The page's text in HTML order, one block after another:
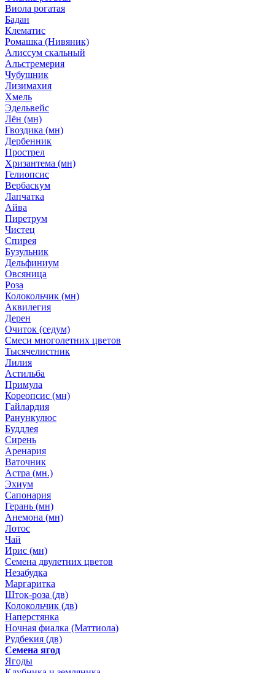
Виола рогатая
Бадан
Клематис
Ромашка (Нивяник)
Алиссум скальный
Альстремерия
Чубушник
Лизимахия
Хмель
Эдельвейс
Лён (мн)
Гвоздика (мн)
Дербенник
Прострел
Хризантема (мн)
Гелиопсис
Вербаскум
Лапчатка
Айва
Пиретрум
Чистец
Спирея
Бузульник
Дельфиниум
Овсяница
Роза
Колокольчик (мн)
Аквилегия
Дерен
Очиток (седум)
Смеси многолетних цветов
Тысячелистник
Лилия
Астильба
Примула
Кореопсис (мн)
Гайлардия
Ранункулюс
Буддлея
Сирень
Аренария
Ваточник
Астра (мн.)
Эхиум
Сапонария
Герань (мн)
Анемона (мн)
Лотос
Чай
Ирис (мн)
Семена двулетних цветов
Незабудка
Маргаритка
Шток-роза (дв)
Колокольчик (дв)
Наперстянка
Ночная фиалка (Маттиола)
Рудбекия (дв)
Семена ягод
Ягоды